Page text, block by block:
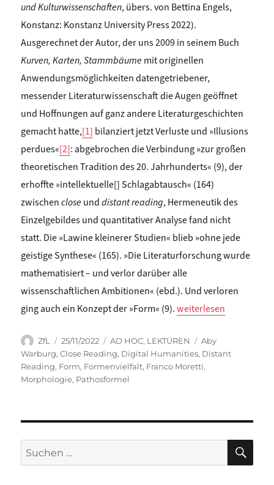
und Kulturwissenschaften, übers. von Bettina Engels,
Konstanz: Konstanz University Press 2022).
Ausgerechnet der Autor, der uns 2009 in seinem Buch
Kurven, Karten, Stammbäumemit originellen
Anwendungsmöglichkeiten datengetriebener,
messender Literaturwissenschaft die Augen geöffnet
und Hoffnungen auf ganz andere Literaturgeschichten
gemacht hatte,[1] bilanziert jetzt Verluste und »Illusions
perdues«[2]: abgebrochen die Verbindung »zur großen
theoretischen Tradition des 20. Jahrhunderts« (9), der
erhoffte »intellektuelle[] Schlagabtausch« (164)
zwischencloseunddistant reading, Hermeneutik des
Einzelgebildes und quantitativer Analyse fand nicht
statt. Die »Lawine kleinerer Studien« blieb »ohne jede
geistige Synthese« (165). »Die Literaturforschung wurde
mathematisiert – und verlor darüber alle
wissenschaftlichen Ambitionen« (ebd.). Und verloren
ging auch ein Konzept der »Form« (9).„Eva Geulen: DISTANT
weiterlesen
Autor
ZfL
Veröffentlicht
am
25/11/2022 Kategorien
AD HOC, LEKTÜREN Schlagwörter
Aby
Warburg,Close Reading, Digital Humanities, Distant
Reading, Form, Formenvielfalt, Franco Moretti,
Morphologie, Pathosformel
Suchen
nach: